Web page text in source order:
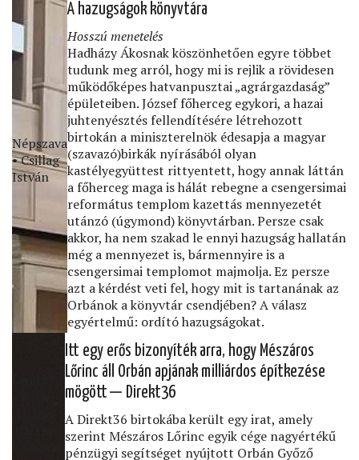
Népszava
• Csillag
István
A hazugságok könyvtára
Hosszú menetelés
Hadházy Ákosnak köszönhetően egyre többet
tudunk meg arról, hogy mi is rejlik a rövidesen
működőképes hatvanpusztai „agrárgazdaság”
épületeiben. József főherceg egykori, a hazai
juhtenyésztés fellendítésére létrehozott
birtokán a miniszterelnök édesapja a magyar
(szavazó)birkák nyírásából olyan
kastélyegyüttest rittyentett, hogy annak láttán
a főherceg maga is hálát rebegne a csengersimai
református templom kazettás mennyezetét
utánzó (úgymond) könyvtárban. Persze csak
akkor, ha nem szakad le ennyi hazugság hallatán
még a mennyezet is, bármennyire is a
csengersimai templomot majmolja. Ez persze
azt a kérdést veti fel, hogy mit is tartanának az
Orbánok a könyvtár csendjében? A válasz
egyértelmű: ordító hazugságokat.
Itt egy erős bizonyíték arra, hogy Mészáros
Lőrinc áll Orbán apjának milliárdos építkezése
mögött — Direkt36
A Direkt36 birtokába került egy irat, amely
szerint Mészáros Lőrinc egyik cége nagyértékű
pénzügyi segítséget nyújtott Orbán Győző